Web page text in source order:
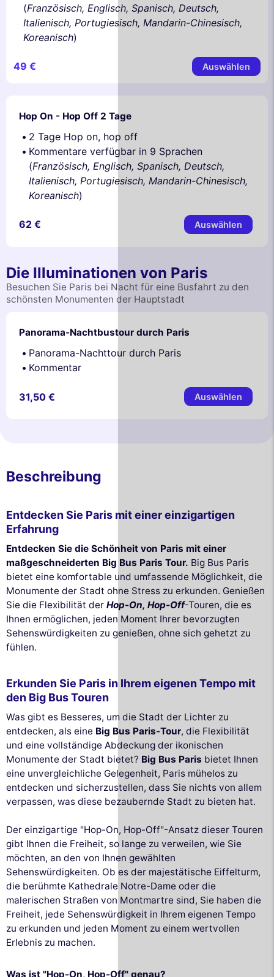
(Französisch, Englisch, Spanisch, Deutsch,
Italienisch, Portugiesisch, Mandarin-Chinesisch,
Koreanisch)
49 € Auswählen
Hop On - Hop Off 2 Tage
2 Tage Hop on, hop off
Kommentare verfügbar in 9 Sprachen
(Französisch, Englisch, Spanisch, Deutsch,
Italienisch, Portugiesisch, Mandarin-Chinesisch,
Koreanisch)
62 € Auswählen
Die Illuminationen von Paris
Besuchen Sie Paris bei Nacht für eine Busfahrt zu den
schönsten Monumenten der Hauptstadt
Panorama-Nachtbustour durch Paris
Panorama-Nachttour durch Paris
Kommentar
31,50 € Auswählen
Beschreibung
Entdecken Sie Paris mit einer einzigartigen
Erfahrung
Entdecken Sie die Schönheit von Paris mit einer
maßgeschneiderten Big Bus Paris Tour. Big Bus Paris
bietet eine komfortable und umfassende Möglichkeit, die
Monumente der Stadt ohne Stress zu erkunden. Genießen
Sie die Flexibilität der Hop-On, Hop-Off-Touren, die es
Ihnen ermöglichen, jeden Moment Ihrer bevorzugten
Sehenswürdigkeiten zu genießen, ohne sich gehetzt zu
fühlen.
Erkunden Sie Paris in Ihrem eigenen Tempo mit
den Big Bus Touren
Was gibt es Besseres, um die Stadt der Lichter zu
entdecken, als eine Big Bus Paris-Tour, die Flexibilität
und eine vollständige Abdeckung der ikonischen
Monumente der Stadt bietet? Big Bus Paris bietet Ihnen
eine unvergleichliche Gelegenheit, Paris mühelos zu
entdecken und sicherzustellen, dass Sie nichts von allem
verpassen, was diese bezaubernde Stadt zu bieten hat.
Der einzigartige "Hop-On, Hop-Off"-Ansatz dieser Touren
gibt Ihnen die Freiheit, so lange zu verweilen, wie Sie
möchten, an den von Ihnen gewählten
Sehenswürdigkeiten. Ob es der majestätische Eiffelturm,
die berühmte Kathedrale Notre-Dame oder die
malerischen Straßen von Montmartre sind, Sie haben die
Freiheit, jede Sehenswürdigkeit in Ihrem eigenen Tempo
zu erkunden und jeden Moment zu einem wertvollen
Erlebnis zu machen.
Was ist "Hop-On, Hop-Off" genau?